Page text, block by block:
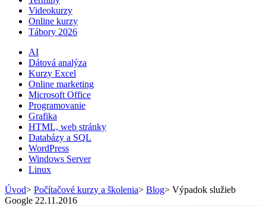
Videokurzy
Online kurzy
Tábory 2026
AI
Dátová analýza
Kurzy Excel
Online marketing
Microsoft Office
Programovanie
Grafika
HTML, web stránky
Databázy a SQL
WordPress
Windows Server
Linux
Úvod> Počítačové kurzy a školenia> Blog> Výpadok služieb
Google 22.11.2016